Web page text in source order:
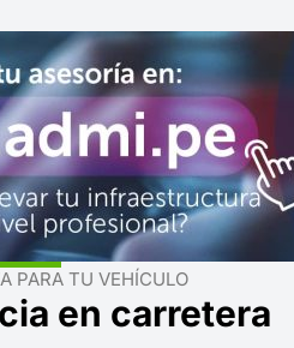
PARA TU VEHÍCULO
en carretera